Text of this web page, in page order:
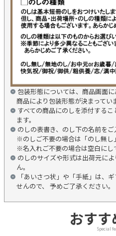
包装形態については、商品画面
商品により包装形態が決まってい
すべての商品にのしを添付する
ます。
のしの表書き、のし下の名前をご
※のしご不要の場合は「のし無し
※名入れご不要の場合は空白にし
のしのサイズや形式は出荷元に
ん。
「あいさつ状」や「手紙」は、
せんので、 予めご了承ください。
おす
Special